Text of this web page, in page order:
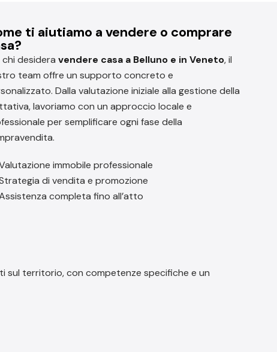
ti aiutiamo a vendere o comprare
chi desidera vendere casa a Belluno e in Veneto, il
team offre un supporto concreto e
Dalla valutazione iniziale alla gestione della
lavoriamo con un approccio locale e
per semplificare ogni fase della
immobile professionale
di vendita e promozione
completa fino all’atto
sul territorio, con competenze specifiche e un